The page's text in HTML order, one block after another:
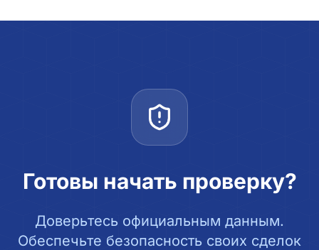
Готовы начать проверку?
Доверьтесь официальным данным.
Обеспечьте безопасность своих сделок